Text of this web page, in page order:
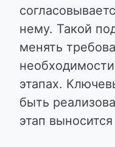
нему. Такой
менять
этапах.
быть
этап